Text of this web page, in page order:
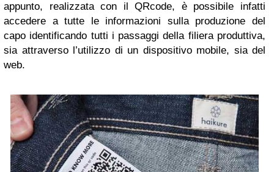
appunto, realizzata con il QRcode, è possibile infatti
accedere a tutte le informazioni sulla produzione del
capo identificando tutti i passaggi della filiera produttiva,
sia attraverso l’utilizzo di un dispositivo mobile, sia del
web.